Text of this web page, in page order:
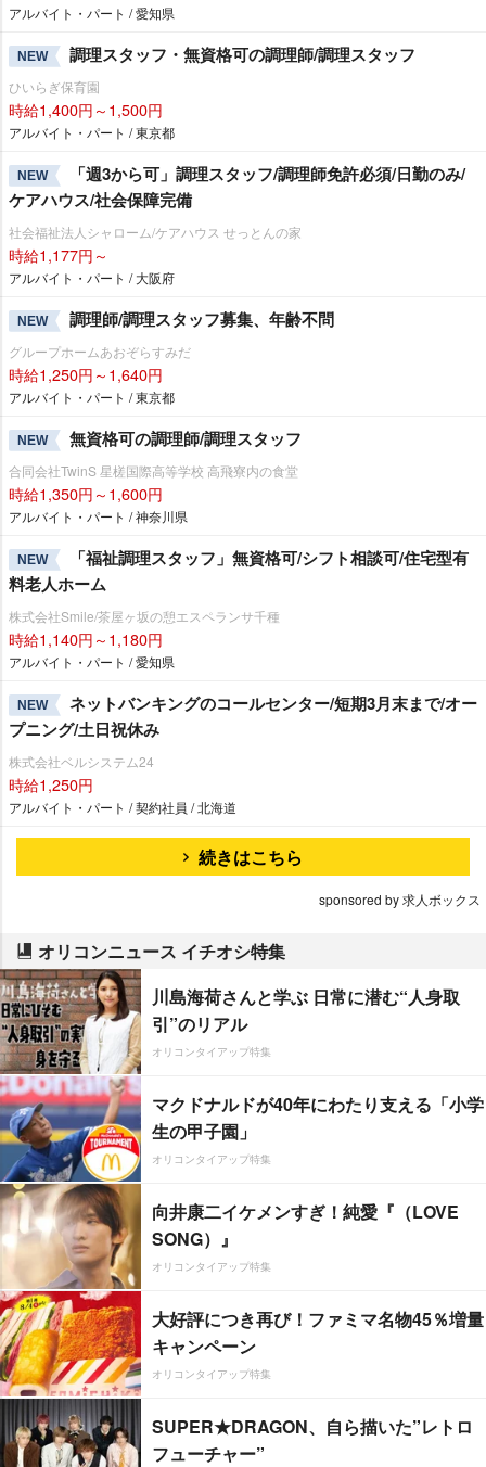
アルバイト・パート / 愛知県
NEW 調理スタッフ・無資格可の調理師/調理スタッフ
ひいらぎ保育園
時給1,400円～1,500円
アルバイト・パート / 東京都
NEW
「週3から可」調理スタッフ/調理師免許必須/日勤のみ/
ケアハウス/社会保障完備
社会福祉法人シャローム/ケアハウス せっとんの家
時給1,177円～
アルバイト・パート / 大阪府
NEW 調理師/調理スタッフ募集、年齢不問
グループホームあおぞらすみだ
時給1,250円～1,640円
アルバイト・パート / 東京都
NEW 無資格可の調理師/調理スタッフ
合同会社TwinS 星槎国際高等学校 高飛寮内の食堂
時給1,350円～1,600円
アルバイト・パート / 神奈川県
NEW
「福祉調理スタッフ」無資格可/シフト相談可/住宅型有
料老人ホーム
株式会社Smile/茶屋ヶ坂の憩エスペランサ千種
時給1,140円～1,180円
アルバイト・パート / 愛知県
NEW
ネットバンキングのコールセンター/短期3月末まで/オー
プニング/土日祝休み
株式会社ベルシステム24
時給1,250円
アルバイト・パート / 契約社員 / 北海道
続きはこちら
sponsored by 求人ボックス
オリコンニュース イチオシ特集
川島海荷さんと学ぶ 日常に潜む“人身取
引”のリアル
オリコンタイアップ特集
マクドナルドが40年にわたり支える「小学
生の甲子園」
オリコンタイアップ特集
向井康二イケメンすぎ！純愛『（LOVE
SONG）』
オリコンタイアップ特集
大好評につき再び！ファミマ名物45％増量
キャンペーン
オリコンタイアップ特集
SUPER★DRAGON、自ら描いた”レトロ
フューチャー”